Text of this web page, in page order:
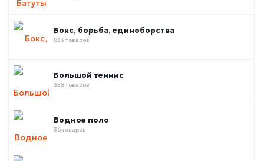
Бокс, борьба, единоборства
833 товаров
Большой теннис
358 товаров
Водное поло
36 товаров